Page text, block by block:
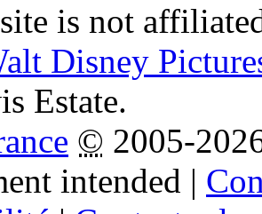
is not
Disney
Estate.
© 2005-
intended |